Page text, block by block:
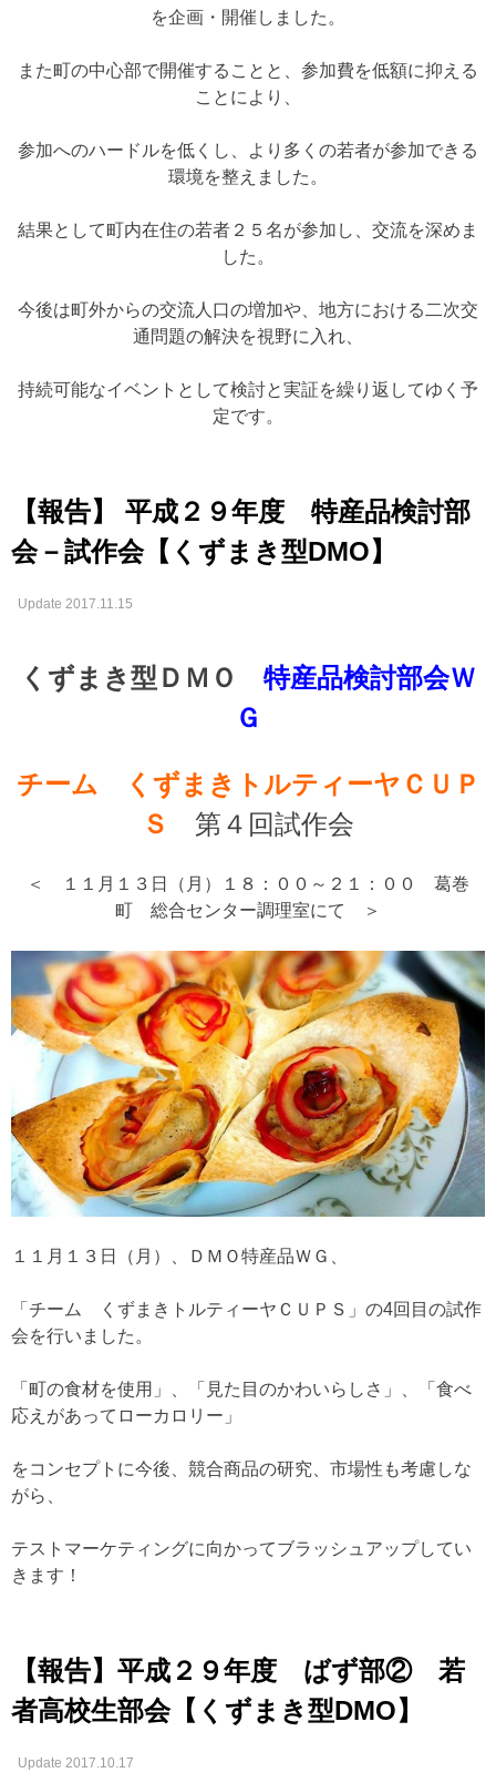
を企画・開催しました。
また町の中心部で開催することと、参加費を低額に抑える
ことにより、
参加へのハードルを低くし、より多くの若者が参加できる
環境を整えました。
結果として町内在住の若者２５名が参加し、交流を深めま
した。
今後は町外からの交流人口の増加や、地方における二次交
通問題の解決を視野に入れ、
持続可能なイベントとして検討と実証を繰り返してゆく予
定です。
【報告】 平成２９年度 特産品検討部
会－試作会【くずまき型DMO】
Update 2017.11.15
くずまき型ＤＭＯ 特産品検討部会Ｗ
Ｇ
チーム くずまきトルティーヤＣＵＰ
Ｓ
第４回試作会
＜ １１月１３日（月）１８：００～２１：００ 葛巻
町 総合センター調理室にて ＞
１１月１３日（月）、ＤＭＯ特産品ＷＧ、
「チーム くずまきトルティーヤＣＵＰＳ」の4回目の試作
会を行いました。
「町の食材を使用」、「見た目のかわいらしさ」、「食べ
応えがあってローカロリー」
をコンセプトに今後、競合商品の研究、市場性も考慮しな
がら、
テストマーケティングに向かってブラッシュアップしてい
きます！
【報告】平成２９年度 ばず部② 若
者高校生部会【くずまき型DMO】
Update 2017.10.17